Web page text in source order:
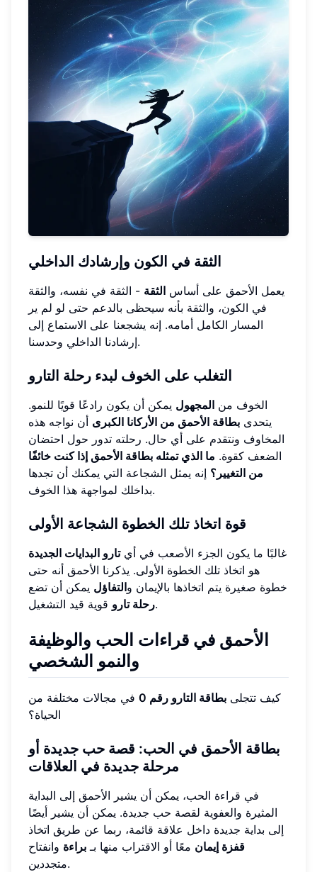
الثقة في الكون وإرشادك الداخلي
يعمل الأحمق على أساس الثقة - الثقة في نفسه، والثقة
في الكون، والثقة بأنه سيحظى بالدعم حتى لو لم ير
المسار الكامل أمامه. إنه يشجعنا على الاستماع إلى
إرشادنا الداخلي وحدسنا.
التغلب على الخوف لبدء رحلة التارو
الخوف من المجهول يمكن أن يكون رادعًا قويًا للنمو.
يتحدى بطاقة الأحمق من الأركانا الكبرى أن نواجه هذه
المخاوف ونتقدم على أي حال. رحلته تدور حول احتضان
الضعف كقوة. ما الذي تمثله بطاقة الأحمق إذا كنت خائفًا
من التغيير؟ إنه يمثل الشجاعة التي يمكنك أن تجدها
بداخلك لمواجهة هذا الخوف.
قوة اتخاذ تلك الخطوة الشجاعة الأولى
غالبًا ما يكون الجزء الأصعب في أيتارو البدايات الجديدة
هو اتخاذ تلك الخطوة الأولى. يذكرنا الأحمق أنه حتى
خطوة صغيرة يتم اتخاذها بالإيمان والتفاؤل يمكن أن تضع
رحلة تاروقوية قيد التشغيل.
الأحمق في قراءات الحب والوظيفة
والنمو الشخصي
كيف تتجلى بطاقة التارو رقم 0
في مجالات مختلفة من
الحياة؟
بطاقة الأحمق في الحب: قصة حب جديدة أو
مرحلة جديدة في العلاقات
في قراءة الحب، يمكن أن يشير الأحمق إلى البداية
المثيرة والعفوية لقصة حب جديدة. يمكن أن يشير أيضًا
إلى بداية جديدة داخل علاقة قائمة، ربما عن طريق اتخاذ
قفزة إيمان معًا أو الاقتراب منها بـ براءة وانفتاح
متجددين.